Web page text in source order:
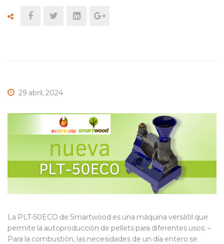
29 abril, 2024
La PLT-50ECO de Smartwood es una máquina versátil que
permite la autoproducción de pellets para diferentes usos: –
Para la combustión, las necesidades de un día entero se